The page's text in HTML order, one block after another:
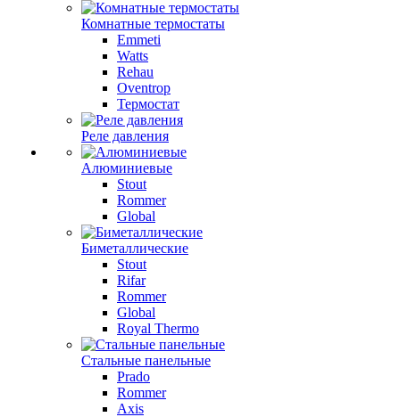
Комнатные термостаты
Emmeti
Watts
Rehau
Oventrop
Термостат
Реле давления
Алюминиевые
Stout
Rommer
Global
Биметаллические
Stout
Rifar
Rommer
Global
Royal Thermo
Стальные панельные
Prado
Rommer
Axis